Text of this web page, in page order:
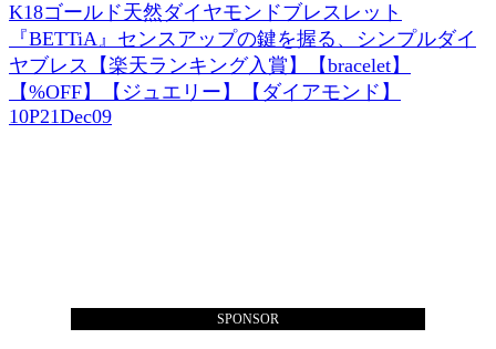
K18ゴールド天然ダイヤモンドブレスレット
『BETTiA』センスアップの鍵を握る、シンプルダイ
ヤブレス【楽天ランキング入賞】【bracelet】
【%OFF】【ジュエリー】【ダイアモンド】
10P21Dec09
SPONSOR